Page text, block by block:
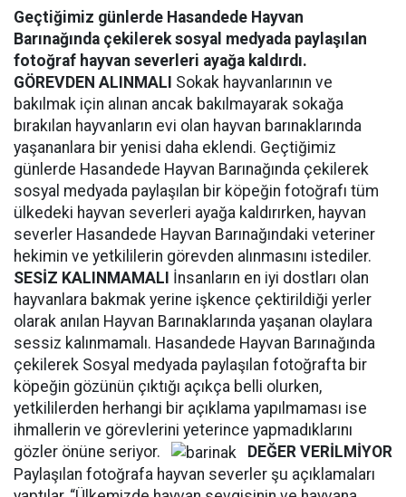
Geçtiğimiz günlerde Hasandede Hayvan
Barınağında çekilerek sosyal medyada paylaşılan
fotoğraf hayvan severleri ayağa kaldırdı.
GÖREVDEN ALINMALI Sokak hayvanlarının ve
bakılmak için alınan ancak bakılmayarak sokağa
bırakılan hayvanların evi olan hayvan barınaklarında
yaşananlara bir yenisi daha eklendi. Geçtiğimiz
günlerde Hasandede Hayvan Barınağında çekilerek
sosyal medyada paylaşılan bir köpeğin fotoğrafı tüm
ülkedeki hayvan severleri ayağa kaldırırken, hayvan
severler Hasandede Hayvan Barınağındaki veteriner
hekimin ve yetkililerin görevden alınmasını istediler.
SESİZ KALINMAMALI İnsanların en iyi dostları olan
hayvanlara bakmak yerine işkence çektirildiği yerler
olarak anılan Hayvan Barınaklarında yaşanan olaylara
sessiz kalınmamalı. Hasandede Hayvan Barınağında
çekilerek Sosyal medyada paylaşılan fotoğrafta bir
köpeğin gözünün çıktığı açıkça belli olurken,
yetkililerden herhangi bir açıklama yapılmaması ise
ihmallerin ve görevlerini yeterince yapmadıklarını
gözler önüne seriyor.
DEĞER VERİLMİYOR
Paylaşılan fotoğrafa hayvan severler şu açıklamaları